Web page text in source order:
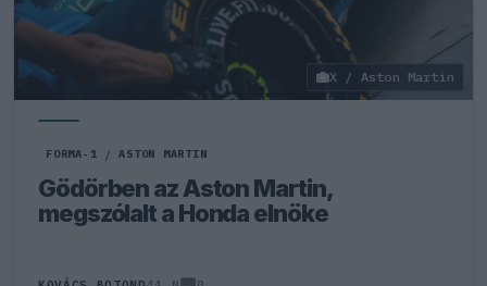
X / Aston Martin
FORMA-1 / ASTON MARTIN
Gödörben az Aston Martin,
megszólalt a Honda elnöke